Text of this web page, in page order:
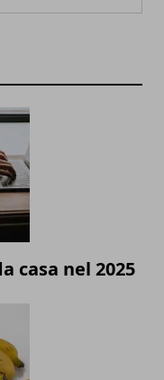
casa nel 2025